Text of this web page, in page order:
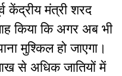
केंद्रीय मंत्री शरद
किया कि अगर अब भी
मुश्किल हो जाएगा।
से अधिक जातियों में